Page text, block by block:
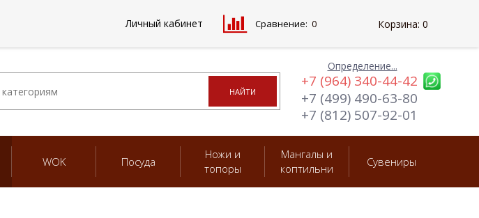
Определение...
+7 (964) 340-44-42
+7 (499) 490-63-80
+7 (812) 507-92-01
WOK Посуда
Ножи и
топоры
Мангалы и
коптильни
Сувениры
Личный кабинет Сравнение: 0 Корзина: 0